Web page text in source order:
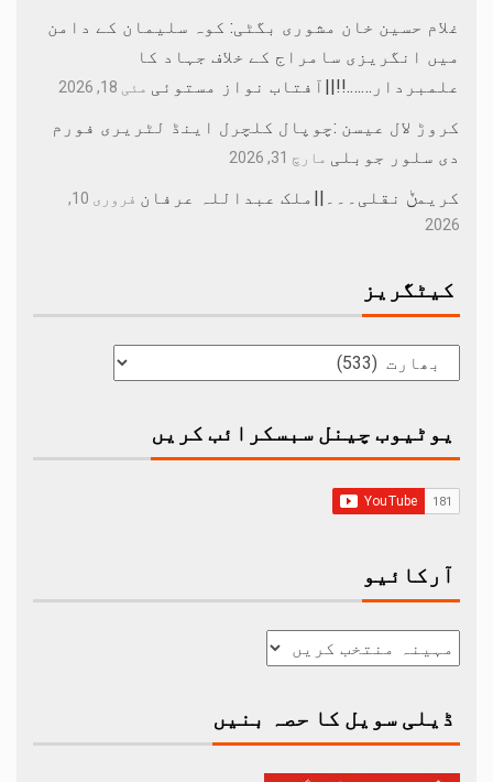
غلام حسین خان مشوری بگٹی: کوہ سلیمان کے دامن
میں انگریزی سامراج کے خلاف جہاد کا
علمبردار…….!!||آفتاب نواز مستوئی مئی 18, 2026
کروڑ لال عیسن :چوپال کلچرل اینڈ لٹریری فورم
دی سلور جوبلی مارچ 31, 2026
کریمݨ نقلی۔۔۔||ملک عبداللہ عرفان
فروری 10,
2026
کیٹگریز
یوٹیوب چینل سبسکرائب کریں
آرکائیو
ڈیلی سویل کا حصہ بنیں